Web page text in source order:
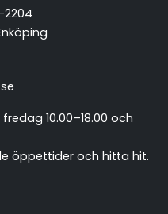
2204
10.00–18.00 och
öppettider och hitta hit.